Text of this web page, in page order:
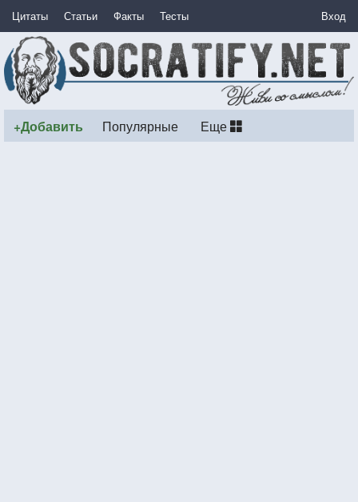
Цитаты Статьи Факты Тесты Вход
+Добавить Популярные Еще